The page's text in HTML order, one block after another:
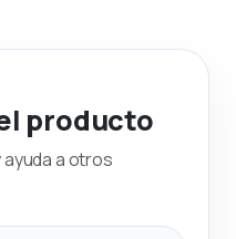
producto
a otros